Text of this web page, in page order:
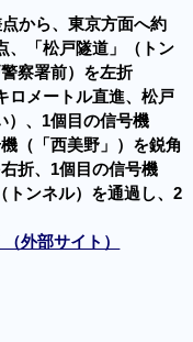
から、東京方面へ約
、「松戸隧道」（トン
察署前）を左折
ロメートル直進、松戸
）、1個目の信号機
（「西美野」）を鋭角
折、1個目の信号機
トンネル）を通過し、2
外部サイト）